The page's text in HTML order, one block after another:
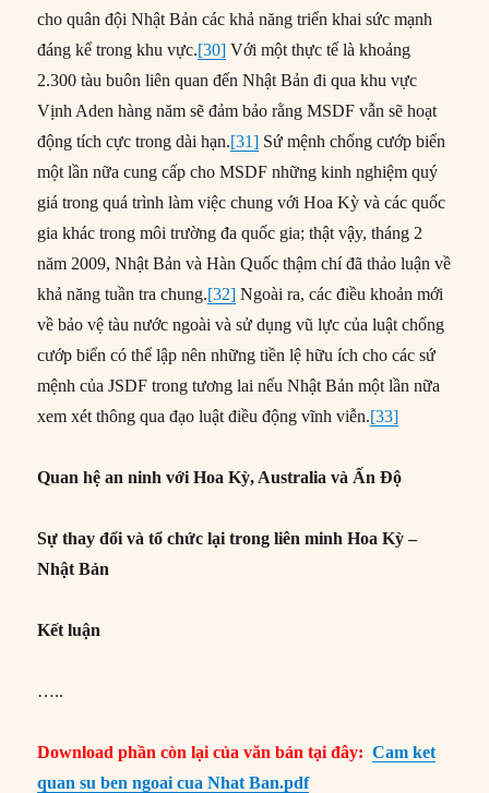
cho quân đội Nhật Bản các khả năng triển khai sức mạnh
đáng kể trong khu vực.[30] Với một thực tế là khoảng
2.300 tàu buôn liên quan đến Nhật Bản đi qua khu vực
Vịnh Aden hàng năm sẽ đảm bảo rằng MSDF vẫn sẽ hoạt
động tích cực trong dài hạn.[31] Sứ mệnh chống cướp biển
một lần nữa cung cấp cho MSDF những kinh nghiệm quý
giá trong quá trình làm việc chung với Hoa Kỳ và các quốc
gia khác trong môi trường đa quốc gia; thật vậy, tháng 2
năm 2009, Nhật Bản và Hàn Quốc thậm chí đã thảo luận về
khả năng tuần tra chung.[32] Ngoài ra, các điều khoản mới
về bảo vệ tàu nước ngoài và sử dụng vũ lực của luật chống
cướp biển có thể lập nên những tiền lệ hữu ích cho các sứ
mệnh của JSDF trong tương lai nếu Nhật Bản một lần nữa
xem xét thông qua đạo luật điều động vĩnh viễn.[33]
Quan hệ an ninh với Hoa Kỳ, Australia và Ấn Độ
Sự thay đổi và tổ chức lại trong liên minh Hoa Kỳ –
Nhật Bản
Kết luận
…..
Download phần còn lại của văn bản tại đây: Cam ket
quan su ben ngoai cua Nhat Ban.pdf